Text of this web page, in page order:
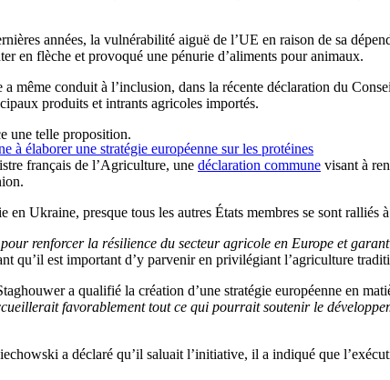
années, la vulnérabilité aiguë de l’UE en raison de sa
en flèche et provoqué une pénurie d’aliments pour animaux.
même conduit à l’inclusion, dans la récente déclaration du
produits et intrants agricoles importés.
à élaborer une stratégie européenne sur les protéines
une telle proposition.
français de l’Agriculture, une déclaration commune visant à
Ukraine, presque tous les autres États membres se sont ralliés
renforcer la résilience du secteur agricole en Europe et
qu’il est important d’y parvenir en privilégiant l’agriculture
a qualifié la création d’une stratégie européenne en
favorablement tout ce qui pourrait soutenir le
a déclaré qu’il saluait l’initiative, il a indiqué que